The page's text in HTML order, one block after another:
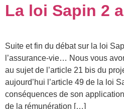
La loi Sapin 2
Suite et fin du débat sur la loi
l’assurance-vie… Nous vous
au sujet de l’article 21 bis du
aujourd’hui l’article 49 de la loi
conséquences de son
de la rémunération […]